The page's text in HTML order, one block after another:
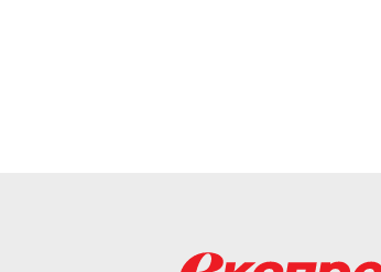
для нацгвардійців,